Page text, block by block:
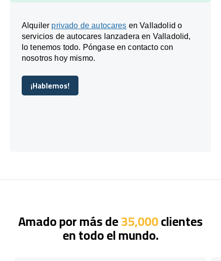
Alquiler privado de autocares en Valladolid o
servicios de autocares lanzadera en Valladolid,
lo tenemos todo. Póngase en contacto con
nosotros hoy mismo.
¡Hablemos!
¡Hablemos!
Amado por más de35,000clientes
en todo el mundo.